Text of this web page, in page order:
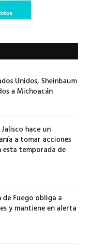
Unidos, Sheinbaum
a Michoacán
hace un
a tomar acciones
temporada de
Fuego obliga a
y mantiene en alerta